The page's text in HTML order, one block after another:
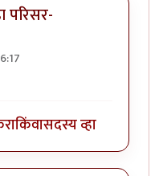
परिसर-
किंवासदस्य व्हा